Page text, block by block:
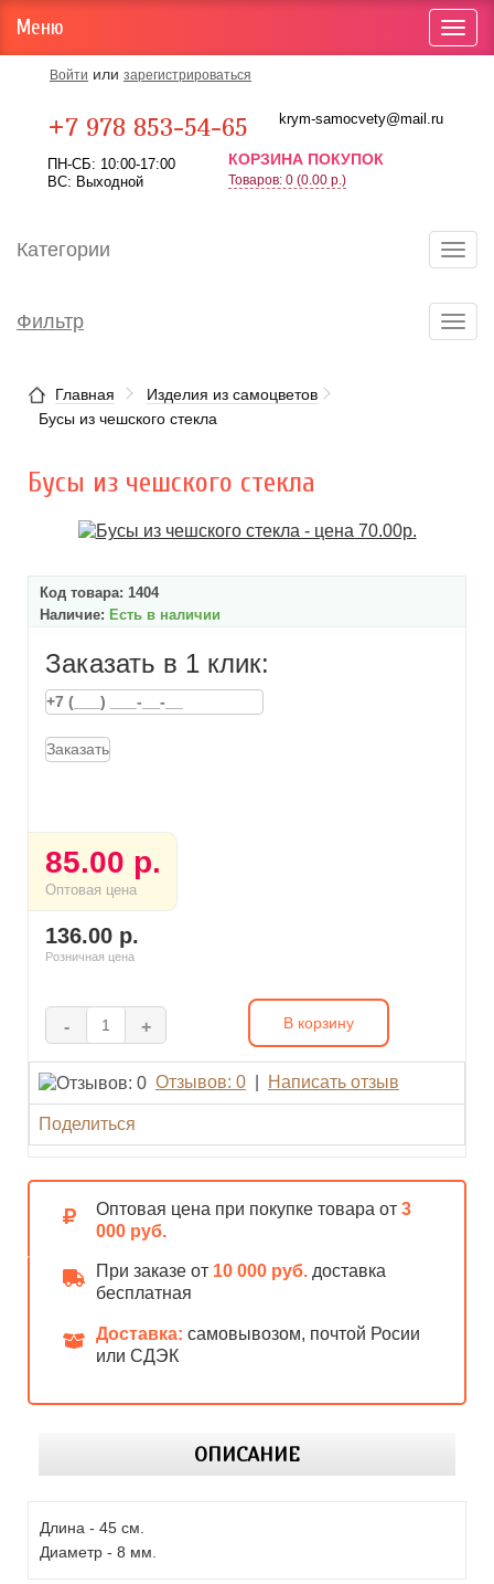
Войти или зарегистрироваться
+7 978 853-54-65 krym-samocvety@mail.ru
ПН-СБ: 10:00-17:00
ВС: Выходной
КОРЗИНА ПОКУПОК
Товаров: 0 (0.00 р.)
Меню
Категории
Фильтр
Главная
Изделия из самоцветов
Бусы из чешского стекла
Бусы из чешского стекла
Код товара: 1404
Наличие: Есть в наличии
Заказать в 1 клик:
Заказать
85.00 р.
Оптовая цена
136.00 р.
Розничная цена
- + В корзину
Отзывов: 0 Написать отзыв
Поделиться
Оптовая цена при покупке товара от 3
000 руб.
При заказе от 10 000 руб. доставка
бесплатная
Доставка: самовывозом, почтой Росии
или СДЭК
ОПИСАНИЕ
Длина - 45 см.
Диаметр - 8 мм.